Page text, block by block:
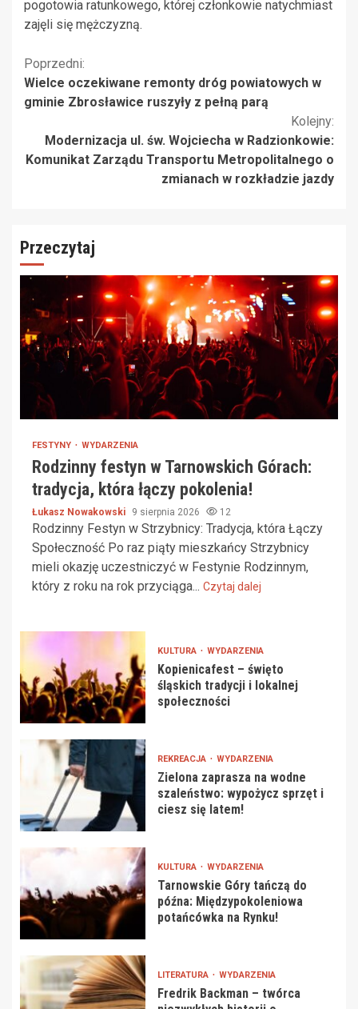
pogotowia ratunkowego, której członkowie natychmiast
zajęli się mężczyzną.
Kontynuuj
czytanie
Poprzedni:
Wielce oczekiwane remonty dróg powiatowych w
gminie Zbrosławice ruszyły z pełną parą
Kolejny:
Modernizacja ul. św. Wojciecha w Radzionkowie:
Komunikat Zarządu Transportu Metropolitalnego o
zmianach w rozkładzie jazdy
Przeczytaj
FESTYNY WYDARZENIA
Rodzinny festyn w Tarnowskich Górach:
tradycja, która łączy pokolenia!
Łukasz Nowakowski 9 sierpnia 2026 12
Rodzinny Festyn w Strzybnicy: Tradycja, która Łączy
Społeczność Po raz piąty mieszkańcy Strzybnicy
mieli okazję uczestniczyć w Festynie Rodzinnym,
który z roku na rok przyciąga... Czytaj dalej
KULTURA WYDARZENIA
Kopienicafest – święto
śląskich tradycji i lokalnej
społeczności
REKREACJA WYDARZENIA
Zielona zaprasza na wodne
szaleństwo: wypożycz sprzęt i
ciesz się latem!
KULTURA WYDARZENIA
Tarnowskie Góry tańczą do
późna: Międzypokoleniowa
potańcówka na Rynku!
LITERATURA WYDARZENIA
Fredrik Backman – twórca